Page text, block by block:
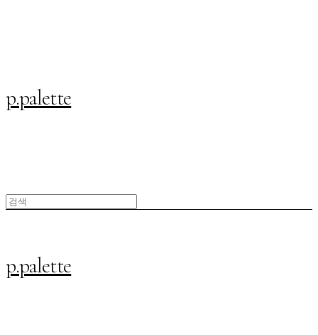
p.palette
p.palette